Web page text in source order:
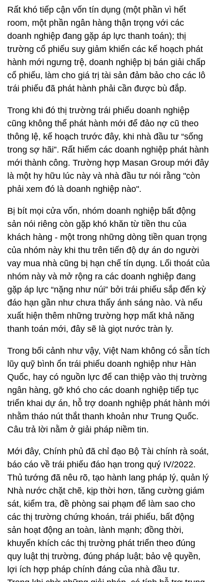
Rất khó tiếp cận vốn tín dụng (một phần vì hết
room, một phần ngân hàng thận trọng với các
doanh nghiệp đang gặp áp lực thanh toán); thị
trường cổ phiếu suy giảm khiến các kế hoạch phát
hành mới ngưng trệ, doanh nghiệp bị bán giải chấp
cổ phiếu, làm cho giá trị tài sản đảm bảo cho các lô
trái phiếu đã phát hành phải cần được bù đắp.
Trong khi đó thị trường trái phiếu doanh nghiệp
cũng không thể phát hành mới để đảo nợ cũ theo
thông lệ, kế hoạch trước đây, khi nhà đầu tư “sống
trong sợ hãi”. Rất hiếm các doanh nghiệp phát hành
mới thành công. Trường hợp Masan Group mới đây
là một hy hữu lúc này và nhà đầu tư nói rằng "còn
phải xem đó là doanh nghiệp nào".
Bị bít mọi cửa vốn, nhóm doanh nghiệp bất động
sản nói riêng còn gặp khó khăn từ tiền thu của
khách hàng - một trong những dòng tiền quan trọng
của nhóm này khi thu trên tiến độ dự án do người
vay mua nhà cũng bị hạn chế tín dụng. Lối thoát của
nhóm này và mở rộng ra các doanh nghiệp đang
gặp áp lực “nặng như núi” bởi trái phiếu sắp đến kỳ
đáo hạn gần như chưa thấy ánh sáng nào. Và nếu
xuất hiện thêm những trường hợp mất khả năng
thanh toán mới, đây sẽ là giọt nước tràn ly.
Trong bối cảnh như vậy, Việt Nam không có sẵn tích
lũy quỹ bình ổn trái phiếu doanh nghiệp như Hàn
Quốc, hay có nguồn lực để can thiệp vào thị trường
ngân hàng, gỡ khó cho các doanh nghiệp tiếp tục
triển khai dự án, hỗ trợ doanh nghiệp phát hành mới
nhằm tháo nút thắt thanh khoản như Trung Quốc.
Câu trả lời nằm ở giải pháp niềm tin.
Mới đây, Chính phủ đã chỉ đạo Bộ Tài chính rà soát,
báo cáo về trái phiếu đáo hạn trong quý IV/2022.
Thủ tướng đã nêu rõ, tạo hành lang pháp lý, quản lý
Nhà nước chặt chẽ, kịp thời hơn, tăng cường giám
sát, kiểm tra, đề phòng sai phạm để làm sao cho
các thị trường chứng khoán, trái phiếu, bất động
sản hoạt động an toàn, lành mạnh; đồng thời,
khuyến khích các thị trường phát triển theo đúng
quy luật thị trường, đúng pháp luật; bảo vệ quyền,
lợi ích hợp pháp chính đáng của nhà đầu tư.